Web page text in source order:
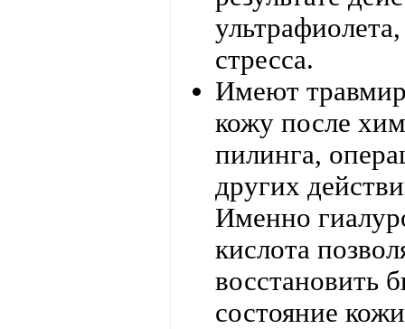
стресса.
Имеют
кожу после
пилинга,
других
Именно
кислота
восстановить
состояние